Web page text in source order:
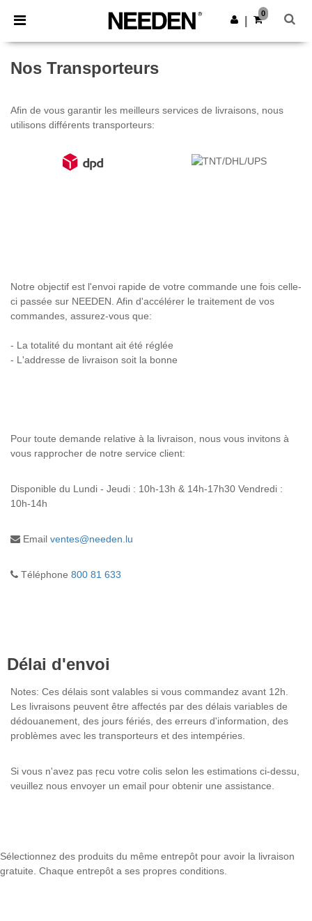
× Appli Needen
Meilleurs prix sur l’app !
Obtenir l'appli
0
Nos Transporteurs
Afin de vous garantir les meilleurs services de livraisons, nous
utilisons différents transporteurs:
Notre objectif est l'envoi rapide de votre commande une fois celle-
ci passée sur NEEDEN. Afin d'accélérer le traitement de vos
commandes, assurez-vous que:
- La totalité du montant ait été réglée
- L'addresse de livraison soit la bonne
Pour toute demande relative à la livraison, nous vous invitons à
vous rapprocher de notre service client:
Disponible du Lundi - Jeudi : 10h-13h & 14h-17h30 Vendredi :
10h-14h
Email ventes@needen.lu
Téléphone 800 81 633
Délai d'envoi
Notes: Ces délais sont valables si vous commandez avant 12h.
Les livraisons peuvent être affectés par des délais variables de
dédouanement, des jours fériés, des erreurs d'information, des
problèmes avec les transporteurs et des intempéries.
Si vous n'avez pas ŗecu votre colis selon les estimations ci-dessu,
veuillez nous envoyer un email pour obtenir une assistance.
Sélectionnez des produits du même entrepôt pour avoir la livraison
gratuite. Chaque entrepôt a ses propres conditions.